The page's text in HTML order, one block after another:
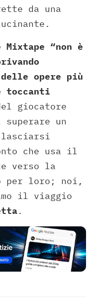
da una
“non è
opere più
toccanti
giocatore
un
lasciarsi
che usa il
verso la
per loro; noi,
il viaggio
.